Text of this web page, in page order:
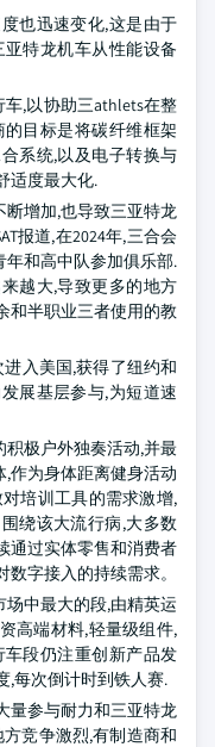
也迅速变化,这是由于
特龙机车从性能设备
,以协助三athlets在整
目标是将碳纤维框架
系统,以及电子转换与
适度最大化.
增加,也导致三亚特龙
报道,在2024年,三合会
年和高中队参加俱乐部.
越大,导致更多的地方
和半职业三者使用的教
入美国,获得了纽约和
展基层参与,为短道速
极户外独奏活动,并最
作为身体距离健身活动
培训工具的需求激增,
绕该大流行病,大多数
通过实体零售和消费者
字接入的持续需求。
中最大的段,由精英运
高端材料,轻量级组件,
段仍注重创新产品发
,每次倒计时到铁人赛.
量参与耐力和三亚特龙
竞争激烈,有制造商和